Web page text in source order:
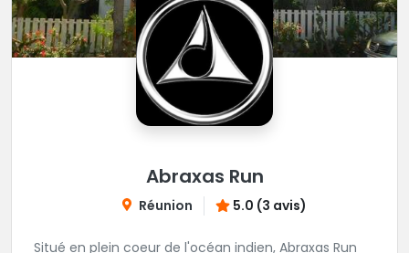
Abraxas Run
Réunion 5.0 (3 avis)
Situé en plein coeur de l'océan indien, Abraxas Run